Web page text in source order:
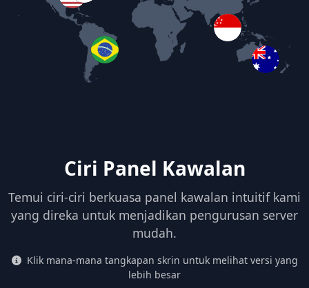
Ciri Panel Kawalan
Temui ciri-ciri berkuasa panel kawalan intuitif kami
yang direka untuk menjadikan pengurusan server
mudah.
Klik mana-mana tangkapan skrin untuk melihat versi yang
lebih besar